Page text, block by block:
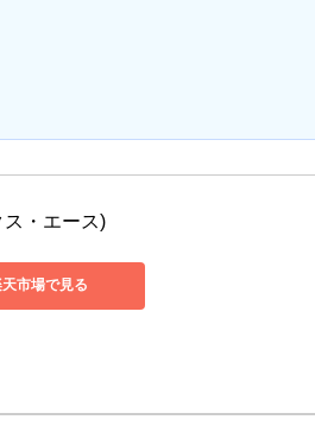
・エース)
市場で見る